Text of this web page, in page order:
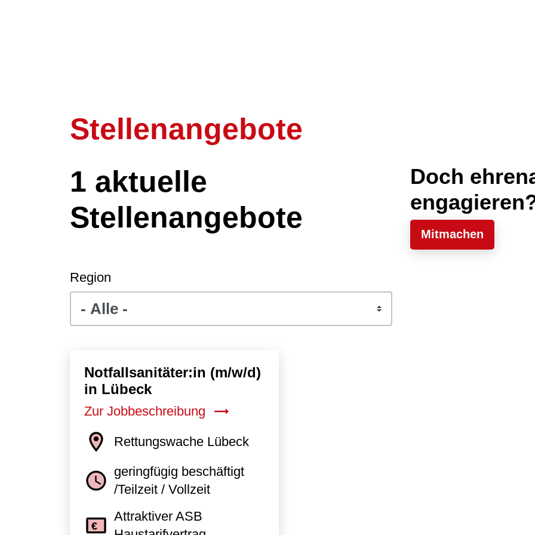
Stellenangebote
1 aktuelle
Stellenangebote
Doch
Mitmachen
Region
Notfallsanitäter:in (m/w/d)
in Lübeck
Zur Jobbeschreibung
Rettungswache Lübeck
geringfügig beschäftigt
/Teilzeit / Vollzeit
Attraktiver ASB